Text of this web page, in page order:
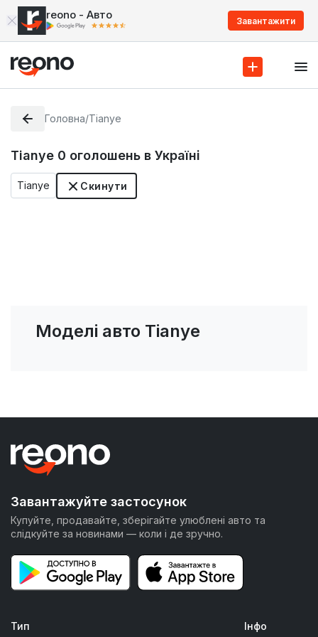
reono - Авто Завантажити
Головна/Tianye
Tianye 0 оголошень в Україні
Tianye Скинути
Моделі авто Tianye
Завантажуйте застосунок
Купуйте, продавайте, зберігайте улюблені авто та
слідкуйте за новинами — коли і де зручно.
Тип Інфо